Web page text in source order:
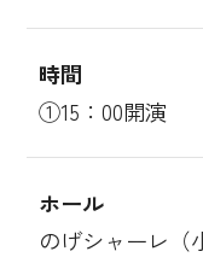
時間
①15：00開演
ホール
のげシャーレ（